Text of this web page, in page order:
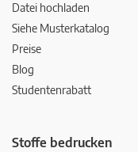
Datei hochladen
Siehe Musterkatalog
Preise
Blog
Studentenrabatt
Stoffe bedrucken